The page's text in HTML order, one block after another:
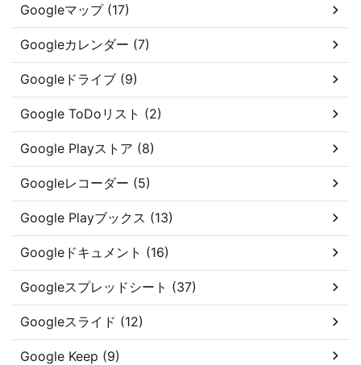
Googleマップ (17)
Googleカレンダー (7)
Googleドライブ (9)
Google ToDoリスト (2)
Google Playストア (8)
Googleレコーダー (5)
Google Playブックス (13)
Googleドキュメント (16)
Googleスプレッドシート (37)
Googleスライド (12)
Google Keep (9)